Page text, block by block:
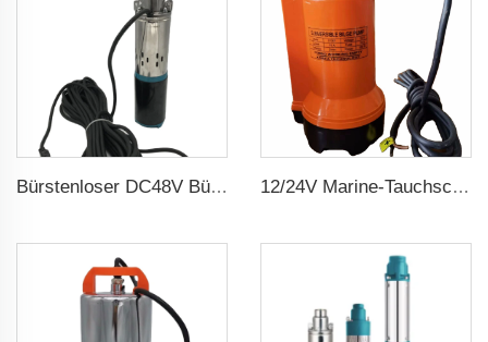
Bürstenloser DC48V Bürstenloser 75m Kopf Tauchbare Solar Schraubenwasserpumpe für landwirtschaftliche Bewässerung 12/24V Marine-Tauchschiffswasserpumpe